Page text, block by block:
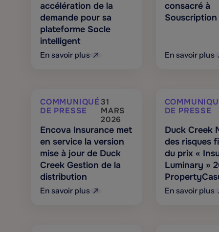
accélération de la
demande pour sa
plateforme Socle
intelligent
En savoir plus
consacré à
Souscription
En savoir plus
COMMUNIQUÉ
DE PRESSE
31
MARS
2026
Encova Insurance met
en service la version
mise à jour de Duck
Creek Gestion de la
distribution
En savoir plus
DE PRESSE
Duck Creek
des risques
du prix «
Luminary »
En savoir plus